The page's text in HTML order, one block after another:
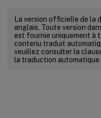
La version officielle de la
anglais. Toute version
est fournie uniquement à
contenu traduit
veuillez consulter la
la traduction automatique